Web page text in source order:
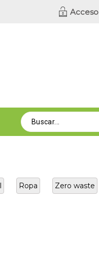
Ropa Zero waste